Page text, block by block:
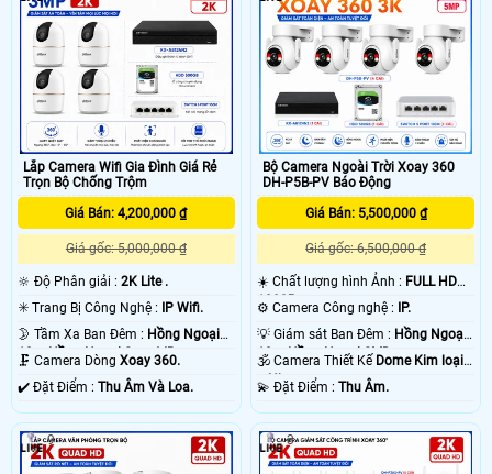
🖥 Camera chống trộm Dahua hầu như loại camera nào cũng có khả năng
chống trộm Dahua , tuy nhiên với những loại camera chống trộm Dahua
không chuyên dụng thì có thể sẽ có những báo động giả khi không có
người, trên đây là những camera có báo động chống trộm Dahua với chức
năng thông mình có nhiều ưu điểm và có thể cấu hình để hạn chế tối đa
báo động giả.
🎁 Có thể nóilắp camera có báo động chống trộmlà giải pháp để nâng cao
chất lượng cuộc sống. tuy nhiên camera báo động chống trộm Dahua thì sẽ
không hoàn hảo bằng 1 bộ báo động chống trộm Dahua chuyên nghiệp, vì
camera báo động chống trộm Dahua sẽ có độ trể đáng kể khoảng 2- 3 phút
sau khi xẩy ra sự cố. chắc chắc camera nào cũng vậy thôi. vì ông nghệ báo
động chống trộm Dahua của camera hoặt động thong qua mạng internet do
đó có độ trể là do mạng chứ không phải do thiết bị camera chống trộm Dahua .
Lắp Camera Wifi Gia Đình Giá Rẻ
Trọn Bộ Chống Trộm
Giá Bán: 4,200,000 ₫
Giá gốc: 5,000,000 ₫
🔆 Độ Phân giải : 2K Lite .
✳️ Trang Bị Công Nghệ :
IP Wifi.
🌛 Tầm Xa Ban Đêm : Hồng Ngoại
10m Hồng Ngoại Smart IR.
🗜️ Camera Dòng Xoay 360.
️✔️ Đặt Điểm : Thu Âm Và Loa.
Bộ Camera Ngoài Trời Xoay 360
DH-P5B-PV Báo Động
Giá Bán: 5,500,000 ₫
Giá gốc: 6,500,000 ₫
☀️ Chất lượng hình Ảnh : FULL HD
1080P .
⚙ Camera Công nghệ :
IP.
💡 Giám sát Ban Đêm : Hồng Ngoại
10m Hồng Ngoại SMD.
🕉️ Camera Thiết Kế Dome Kim loại
+ Nhựa.
️💫 Đặt Điểm :Thu Âm.
9 3